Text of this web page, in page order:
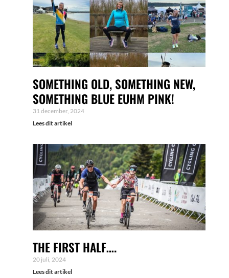
SOMETHING OLD, SOMETHING NEW,
SOMETHING BLUE EUHM PINK!
31 december, 2024
Lees dit artikel
THE FIRST HALF….
20 juli, 2024
Lees dit artikel